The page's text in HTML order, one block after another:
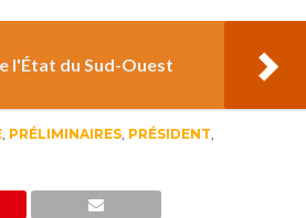
l'État du Sud-Ouest
, PRÉLIMINAIRES, PRÉSIDENT,